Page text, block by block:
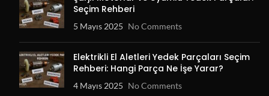
Seçim Rehberi
5 Mayıs 2025 No Comments
Elektrikli El Aletleri Yedek Parçaları Seçim
Rehberi: Hangi Parça Ne İşe Yarar?
4 Mayıs 2025 No Comments